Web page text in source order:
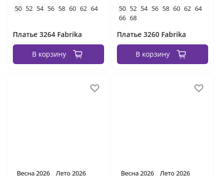
50 52 54 56 58 60 62 64
Платье 3264 Fabrika
В корзину
50 52 54 56 58 60 62 64
66 68
Платье 3260 Fabrika
В корзину
Весна 2026
Лето 2026
Весна 2026
Лето 2026